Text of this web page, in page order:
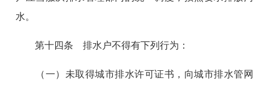
水。
第十四条 排水户不得有下列行为：
（一）未取得城市排水许可证书，向城市排水管网